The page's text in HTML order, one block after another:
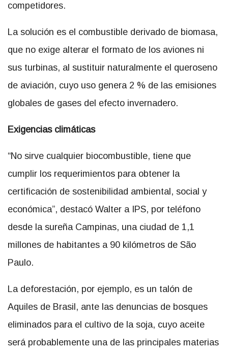
competidores.
La solución es el combustible derivado de biomasa,
que no exige alterar el formato de los aviones ni
sus turbinas, al sustituir naturalmente el queroseno
de aviación, cuyo uso genera 2 % de las emisiones
globales de gases del efecto invernadero.
Exigencias climáticas
“No sirve cualquier biocombustible, tiene que
cumplir los requerimientos para obtener la
certificación de sostenibilidad ambiental, social y
económica”, destacó Walter a IPS, por teléfono
desde la sureña Campinas, una ciudad de 1,1
millones de habitantes a 90 kilómetros de São
Paulo.
La deforestación, por ejemplo, es un talón de
Aquiles de Brasil, ante las denuncias de bosques
eliminados para el cultivo de la soja, cuyo aceite
será probablemente una de las principales materias